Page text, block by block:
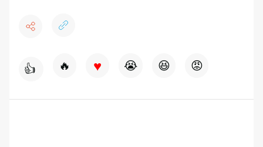
👍 🔥 ♥ 😭 😆 😡